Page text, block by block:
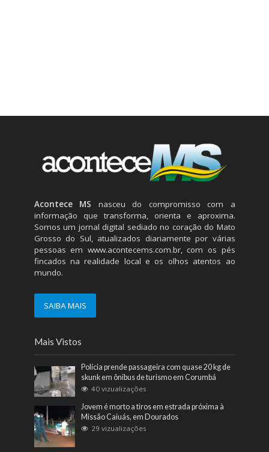
Acontece MS nasceu do compromisso com a
informação que transforma, orienta e aproxima.
Somos um jornal digital sediado no coração do Mato
Grosso do Sul, atualizados diariamente por várias
pessoas em www.acontecems.com.br, com os pés
fincados na realidade local e os olhos atentos ao
mundo.
SAIBA MAIS
Mais Vistos
Polícia prende passageira com quase 20 kg de
skunk em ônibus de turismo em Corumbá
40 vizualizações
Jovem é morto a tiros em estrada próxima à
Missão Caiuás, em Dourados
29 vizualizações